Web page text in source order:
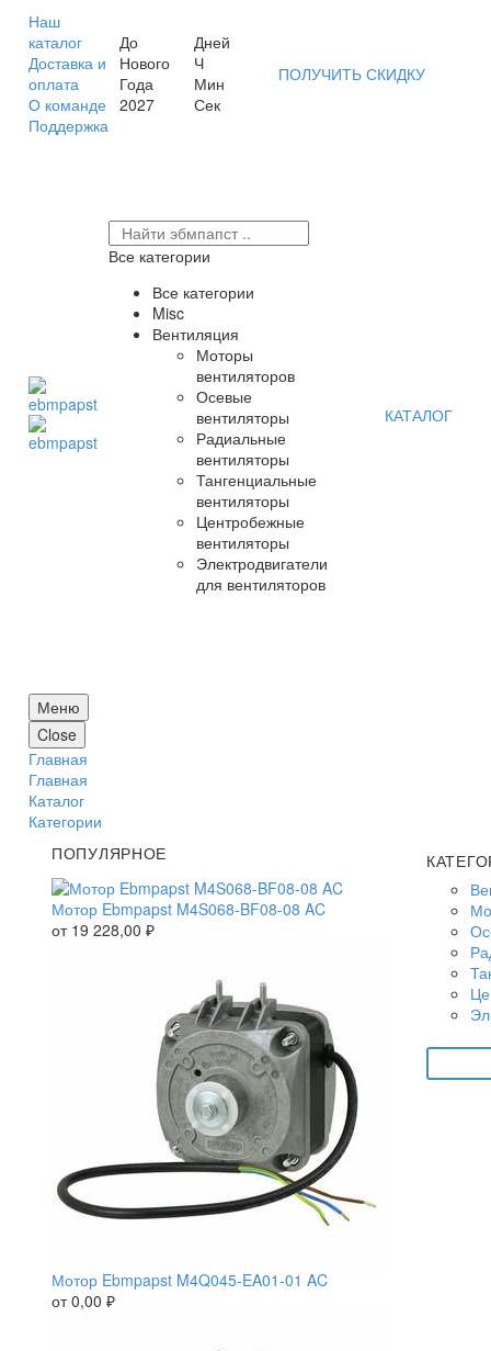
Наш
каталог
Доставка и
оплата
О команде
Поддержка
До
Нового
Года
2027
Дней
Ч
Мин
Сек
ПОЛУЧИТЬ СКИДКУ
Все категории
Все категории
Misc
Вентиляция
Моторы
вентиляторов
Осевые
вентиляторы
Радиальные
вентиляторы
Тангенциальные
вентиляторы
Центробежные
вентиляторы
Электродвигатели
для вентиляторов
КАТАЛОГ
Меню
Close
Главная
Главная
Каталог
Категории
ПОПУЛЯРНОЕ
Мотор Ebmpapst M4S068-BF08-08 AC
от 19 228,00 ₽
Мотор Ebmpapst M4Q045-EA01-01 AC
от0,00 ₽